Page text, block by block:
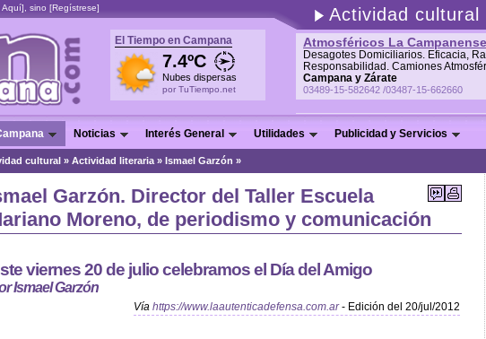
Aquí], sino [Regístrese] Actividad cultural
Atmosféricos La Campanense
Desagotes Domiciliarios. Eficacia,
Responsabilidad. Camiones
Campana y Zárate
03489-15-582642 /03487-15-662660
El Tiempo en Campana
7.4ºC
Nubes dispersas
por TuTiempo.net
Noticias Interés General Utilidades Publicidad y Servicios
cultural » Actividad literaria » Ismael Garzón »
Garzón. Director del Taller Escuela
Moreno, de periodismo y comunicación
viernes 20 de julio celebramos el Día del Amigo
Ismael Garzón
Vía https://www.laautenticadefensa.com.ar- Edición del 20/jul/2012